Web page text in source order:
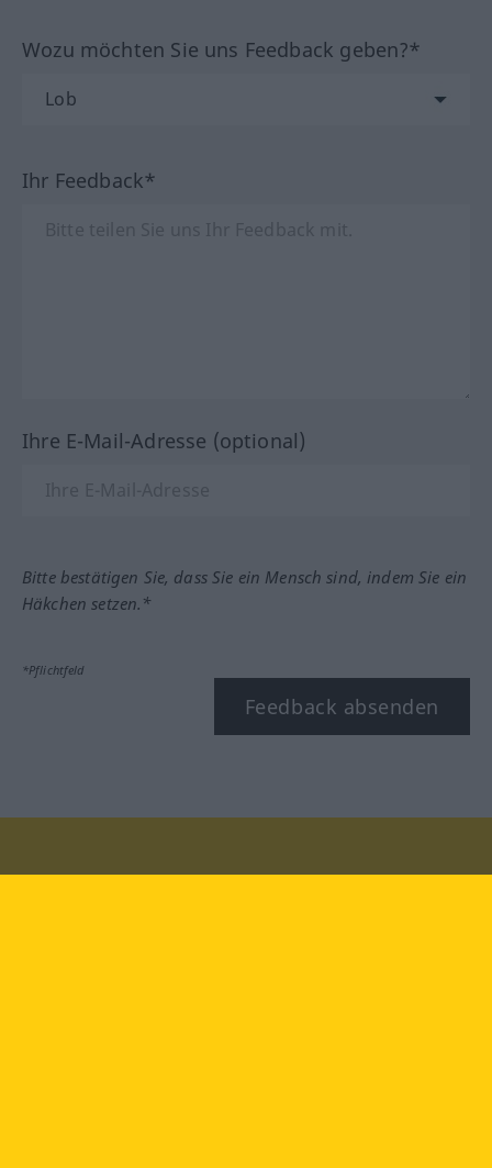
Wozu möchten Sie uns Feedback geben?*
Ihr Feedback*
Ihre E-Mail-Adresse (optional)
Bitte bestätigen Sie, dass Sie ein Mensch sind, indem Sie ein
Häkchen setzen.*
*Pflichtfeld
Feedback absenden